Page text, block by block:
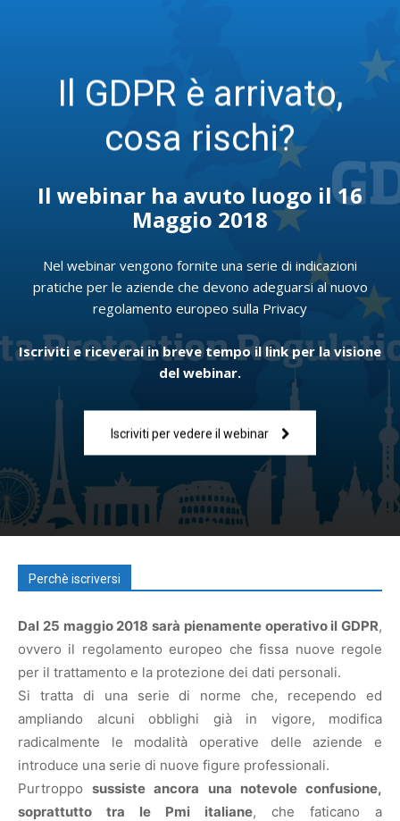
Il GDPR è arrivato,
cosa rischi?
Il webinar ha avuto luogo il 16
Maggio 2018
Nel webinar vengono fornite una serie di indicazioni
pratiche per le aziende che devono adeguarsi al nuovo
regolamento europeo sulla Privacy
Iscriviti e riceverai in breve tempo il link per la visione
del webinar.
Iscriviti per vedere il webinar
Perchè iscriversi
Dal 25 maggio 2018 sarà pienamente operativo il GDPR,
ovvero il regolamento europeo che fissa nuove regole
per il trattamento e la protezione dei dati personali.
Si tratta di una serie di norme che, recependo ed
ampliando alcuni obblighi già in vigore, modifica
radicalmente le modalità operative delle aziende e
introduce una serie di nuove figure professionali.
Purtropposussiste ancora una notevole confusione,
soprattutto tra le Pmi italiane, che faticano a